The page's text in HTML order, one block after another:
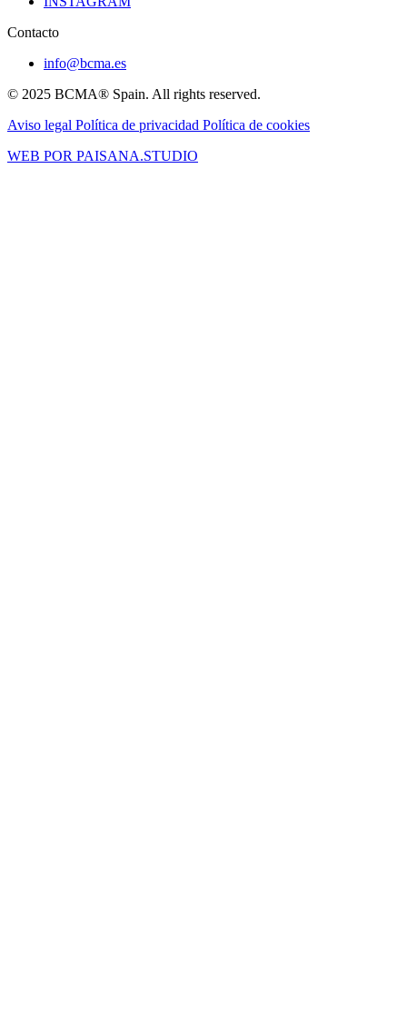
Contacto
info@bcma.es
© 2025 BCMA® Spain. All rights reserved.
Aviso legal Política de privacidad Política de cookies
WEB POR PAISANA.STUDIO